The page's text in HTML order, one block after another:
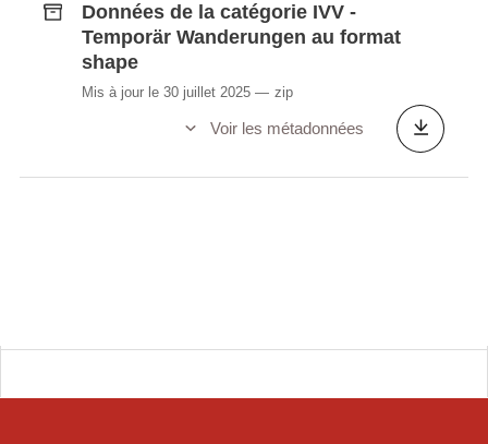
Données de la catégorie IVV -
Temporär Wanderungen au format
shape
Mis à jour le 30 juillet 2025 zip
Voir les métadonnées